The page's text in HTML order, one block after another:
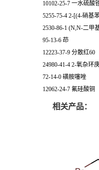
10102-25-7 一水硫酸
5255-75-4 2-[(4-硝基
2530-86-1 (N,N-二甲
95-13-6 茚
12223-37-9 分散红60
24980-41-4 2-氧杂环
72-14-0 磺胺噻唑
12062-24-7 氟硅酸铜
相关产品：